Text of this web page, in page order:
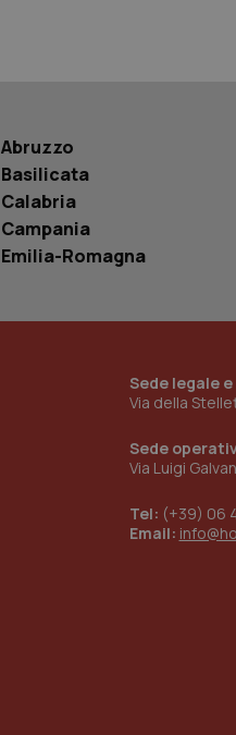
Abruzzo
Basilicata
Calabria
Campania
Emilia-Romagna
Sede legale
Via della
Sede
Via Luigi
Tel: (+39) 06
Email:
Nome
_ga_0VMQEQKQ1N
Nome
__Secure-YNID